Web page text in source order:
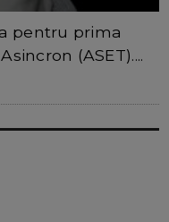
pentru prima
(ASET)....